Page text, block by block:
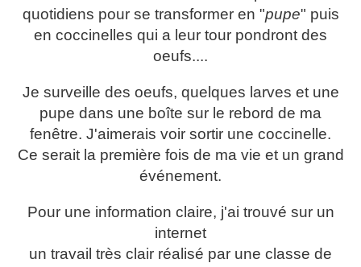
quotidiens pour se transformer en "pupe" puis
en coccinelles qui a leur tour pondront des
oeufs....
Je surveille des oeufs, quelques larves et une
pupe dans une boîte sur le rebord de ma
fenêtre. J'aimerais voir sortir une coccinelle.
Ce serait la première fois de ma vie et un grand
événement.
Pour une information claire, j'ai trouvé sur un
internet
un travail très clair réalisé par une classe de